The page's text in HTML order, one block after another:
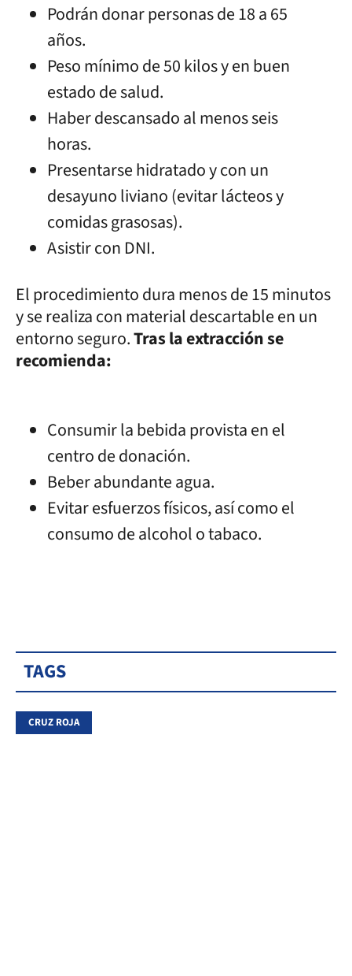
Podrán donar personas de 18 a 65
años.
Peso mínimo de 50 kilos y en buen
estado de salud.
Haber descansado al menos seis
horas.
Presentarse hidratado y con un
desayuno liviano (evitar lácteos y
comidas grasosas).
Asistir con DNI.
El procedimiento dura menos de 15 minutos
y se realiza con material descartable en un
entorno seguro.Tras la extracción se
recomienda:
Consumir la bebida provista en el
centro de donación.
Beber abundante agua.
Evitar esfuerzos físicos, así como el
consumo de alcohol o tabaco.
TAGS
CRUZ ROJA